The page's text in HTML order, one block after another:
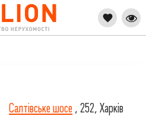
Салтівське шосе , 252, Харків